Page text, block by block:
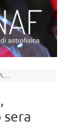
astrofisica
CROLLATA A ZERO LA PROBABILITÀ D’IMPATTO PER IL 27 MARZO 2026
sera